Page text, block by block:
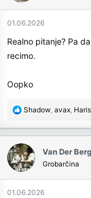
o
n
:
01.06.2026
Realno pitanje? Pa
recimo.
Oopko
R
c
t
i
o
n
Shadow, avax,
Van Der Berg
Grobarčina
01.06.2026